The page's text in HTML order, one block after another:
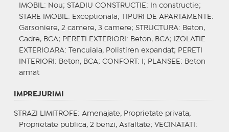
IMOBIL : Nou; STADIU CONSTRUCTIE : In constructie;
STARE IMOBIL : Exceptionala; TIPURI DE APARTAMENTE :
Garsoniere, 2 camere, 3 camere; STRUCTURA: Beton,
Cadre, BCA; PERETI EXTERIORI : Beton, BCA;
IZOLATIE
EXTERIOARA: Tencuiala, Polistiren expandat; PERETI
INTERIORI : Beton, BCA; CONFORT : I; PLANSEE : Beton
armat
IMPREJURIMI
STRAZI LIMITROFE : Amenajate, Proprietate privata,
Proprietate publica, 2 benzi, Asfaltate; VECINATATI :